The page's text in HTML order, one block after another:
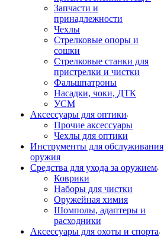
Запчасти и
принадлежности
Чехлы
Стрелковые опоры и
сошки
Стрелковые станки для
пристрелки и чистки
Фальшпатроны
Насадки, чоки, ДТК
УСМ
Аксессуары для оптики
Прочие аксессуары
Чехлы для оптики
Инструменты для обслуживания
оружия
Средства для ухода за оружием
Коврики
Наборы для чистки
Оружейная химия
Шомполы, адаптеры и
расходники
Аксессуары для охоты и спорта